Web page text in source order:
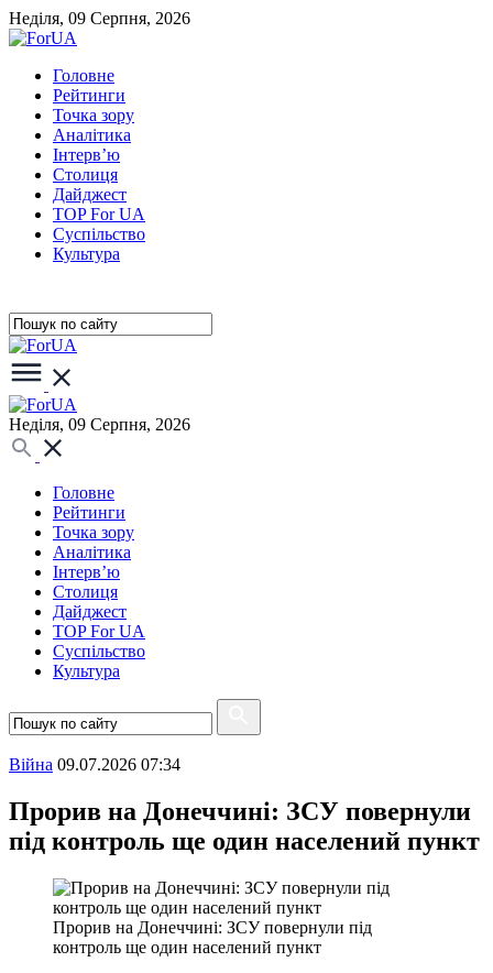
Неділя, 09 Серпня, 2026
Головне
Рейтинги
Точка зору
Аналітика
Інтерв’ю
Столиця
Дайджест
TOP For UA
Суспiльство
Культура
Неділя, 09 Серпня, 2026
Головне
Рейтинги
Точка зору
Аналітика
Інтерв’ю
Столиця
Дайджест
TOP For UA
Суспiльство
Культура
Війна 09.07.2026 07:34
Прорив на Донеччині: ЗСУ повернули
під контроль ще один населений пункт
Прорив на Донеччині: ЗСУ повернули під
контроль ще один населений пункт